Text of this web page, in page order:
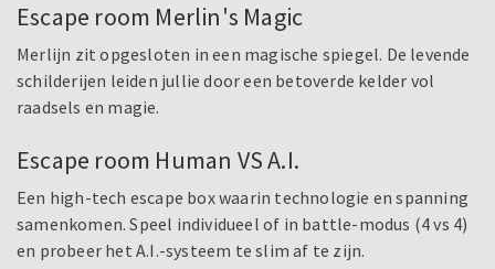
Escape room Merlin's Magic
Merlijn zit opgesloten in een magische spiegel. De levende
schilderijen leiden jullie door een betoverde kelder vol
raadsels en magie.
Escape room Human VS A.I.
Een high-tech escape box waarin technologie en spanning
samenkomen. Speel individueel of in battle-modus (4 vs 4)
en probeer het A.I.-systeem te slim af te zijn.